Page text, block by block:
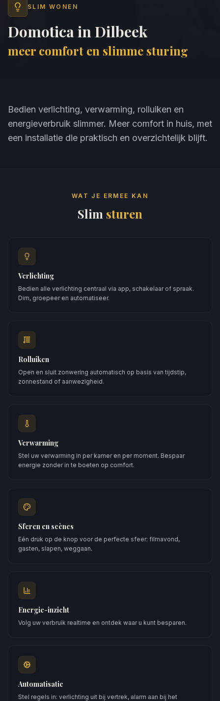
SLIM WONEN
Domotica in Dilbeek
meer comfort en slimme sturing
Bedien verlichting, verwarming, rolluiken en
energieverbruik slimmer. Meer comfort in huis, met
een installatie die praktisch en overzichtelijk blijft.
WAT JE ERMEE KAN
Slim sturen
Verlichting
Bedien alle verlichting centraal via app, schakelaar of spraak.
Dim, groepeer en automatiseer.
Rolluiken
Open en sluit zonwering automatisch op basis van tijdstip,
zonnestand of aanwezigheid.
Verwarming
Stel uw verwarming in per kamer en per moment. Bespaar
energie zonder in te boeten op comfort.
Sferen en scènes
Eén druk op de knop voor de perfecte sfeer: filmavond,
gasten, slapen, weggaan.
Energie-inzicht
Volg uw verbruik realtime en ontdek waar u kunt besparen.
Automatisatie
Stel regels in: verlichting uit bij vertrek, alarm aan bij het